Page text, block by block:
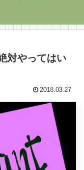
対やってはい
2018.03.27